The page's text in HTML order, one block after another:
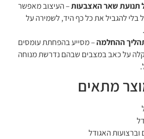
תנועת שאר האצבעות– העיצוב מאפשר
בלי להגביל את כל כף היד, לשמירה על
ההחלמה– מסייע בהפחתת עומסים
על כאב במצבים שבהם נדרשת מנוחה
מתאים
וברצועות האגודל